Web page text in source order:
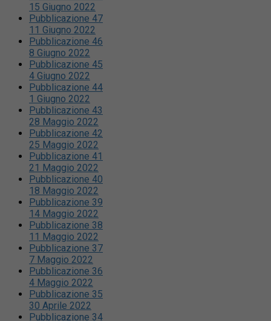
15 Giugno 2022
Pubblicazione 47
11 Giugno 2022
Pubblicazione 46
8 Giugno 2022
Pubblicazione 45
4 Giugno 2022
Pubblicazione 44
1 Giugno 2022
Pubblicazione 43
28 Maggio 2022
Pubblicazione 42
25 Maggio 2022
Pubblicazione 41
21 Maggio 2022
Pubblicazione 40
18 Maggio 2022
Pubblicazione 39
14 Maggio 2022
Pubblicazione 38
11 Maggio 2022
Pubblicazione 37
7 Maggio 2022
Pubblicazione 36
4 Maggio 2022
Pubblicazione 35
30 Aprile 2022
Pubblicazione 34